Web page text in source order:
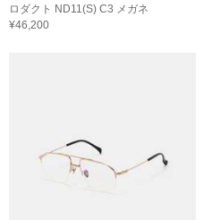
ロダクト ND11(S) C3 メガネ
¥46,200